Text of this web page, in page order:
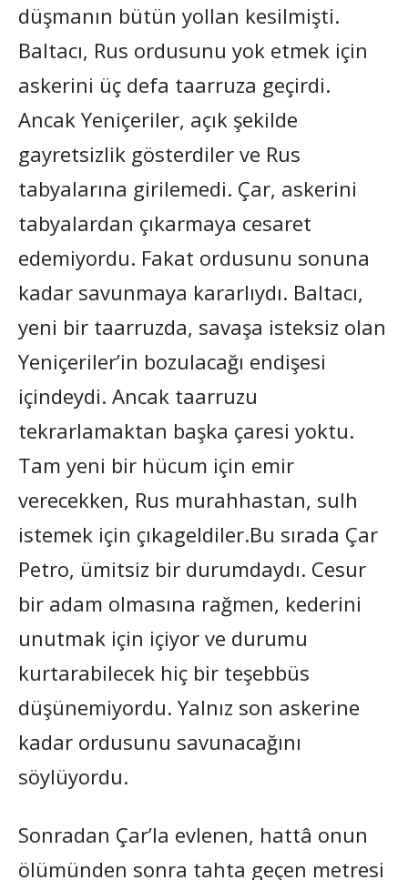
düşmanın bütün yollan kesilmişti.
Baltacı, Rus ordusunu yok etmek için
askerini üç defa taarruza geçirdi.
Ancak Yeniçeriler, açık şekilde
gayretsizlik gösterdiler ve Rus
tabyalarına girilemedi. Çar, askerini
tabyalardan çıkarmaya cesaret
edemiyordu. Fakat ordusunu sonuna
kadar savunmaya kararlıydı. Baltacı,
yeni bir taarruzda, savaşa isteksiz olan
Yeniçeriler’in bozulacağı endişesi
içindeydi. Ancak taarruzu
tekrarlamaktan başka çaresi yoktu.
Tam yeni bir hücum için emir
verecekken, Rus murahhastan, sulh
istemek için çıkageldiler.Bu sırada Çar
Petro, ümitsiz bir durumdaydı. Cesur
bir adam olmasına rağmen, kederini
unutmak için içiyor ve durumu
kurtarabilecek hiç bir teşebbüs
düşünemiyordu. Yalnız son askerine
kadar ordusunu savunacağını
söylüyordu.
Sonradan Çar’la evlenen, hattâ onun
ölümünden sonra tahta geçen metresi